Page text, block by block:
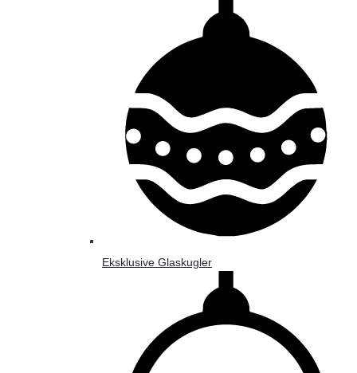
Eksklusive Glaskugler